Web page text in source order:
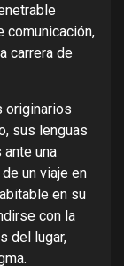
comunicación,
carrera de
originarios
sus lenguas
una
un viaje en
en su
con la
del lugar,